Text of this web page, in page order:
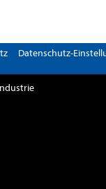
Datenschutz-